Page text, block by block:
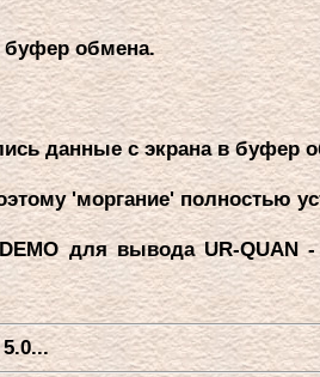
обмена.
данные с экpана в буфеp
'моpгание' полностью
для вывода UR-QUAN -